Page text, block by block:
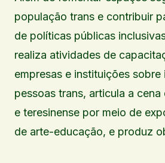
população trans e contribuir
de políticas públicas
realiza atividades de
empresas e instituições sobre
pessoas trans, articula a cena
e teresinense por meio de
de arte-educação, e produz